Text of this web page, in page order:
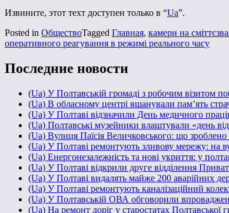
Извините, этот техт доступен только в “Ua”.
Posted in ОбществоTagged Главная, камери на
оперативного реагування в режимі реального часу
Последние новости
(Ua) У Полтавській громаді з робочим візитом
(Ua) В обласному центрі вшанували пам’ять
(Ua) У Полтаві відзначили День медичного
(Ua) Полтавські музейники влаштували «день
(Ua) Вулиця Паїсія Величковського: що зроблено
(Ua) У Полтаві ремонтують зливову мережу: на
(Ua) Енергонезалежність та нові укриття: у
(Ua) У Полтаві відкрили друге відділення
(Ua) У Полтаві видалять майже 200 аварійних
(Ua) У Полтаві ремонтують каналізаційний
(Ua) У Полтавській ОВА обговорили
(Ua) На ремонт доріг у старостатах